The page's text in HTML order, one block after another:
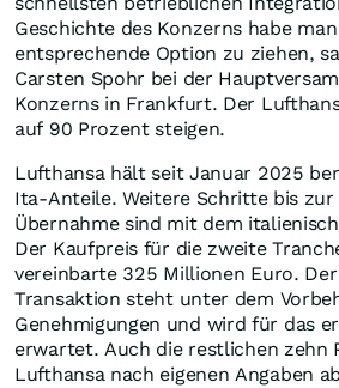
Geschichte des Konzerns habe
entsprechende Option zu ziehen,
Carsten Spohr bei der
Konzerns in Frankfurt. Der
auf 90 Prozent steigen.
Lufthansa hält seit Januar 2025
Ita-Anteile. Weitere Schritte bis
Übernahme sind mit dem
Der Kaufpreis für die zweite
vereinbarte 325 Millionen Euro.
Transaktion steht unter dem
Genehmigungen und wird für das
erwartet. Auch die restlichen zehn
Lufthansa nach eigenen Angaben